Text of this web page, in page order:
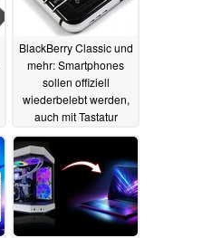
BlackBerry Classic und
mehr: Smartphones
sollen offiziell
wiederbelebt werden,
auch mit Tastatur
30.03.2025